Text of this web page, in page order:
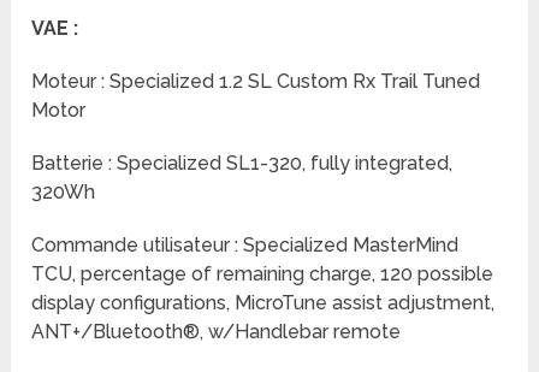
VAE :
Moteur : Specialized 1.2 SL Custom Rx Trail Tuned
Motor
Batterie : Specialized SL1-320, fully integrated,
320Wh
Commande utilisateur : Specialized MasterMind
TCU, percentage of remaining charge, 120 possible
display configurations, MicroTune assist adjustment,
ANT+/Bluetooth®, w/Handlebar remote